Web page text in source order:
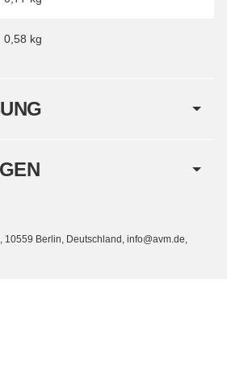
0,58 kg
10559 Berlin, Deutschland, info@avm.de,